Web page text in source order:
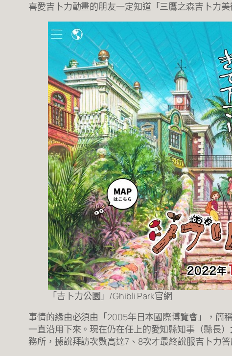
喜愛吉卜力動畫的朋友一定知道「三鷹之森吉卜力
「吉卜力公園」/Ghibli Park官網
事情的緣由必須由「2005年日本國際博覽會」，簡
一直沿用下來。現在仍在任上的愛知縣知事（縣長）
務所，據說拜訪次數高達7、8次才最終說服吉卜力